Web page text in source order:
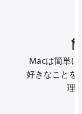
Macは簡単に
好きなことを
理